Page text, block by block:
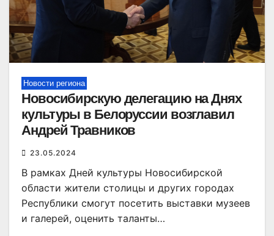
Новости региона
Новосибирскую делегацию на Днях
культуры в Белоруссии возглавил
Андрей Травников
23.05.2024
В рамках Дней культуры Новосибирской
области жители столицы и других городах
Республики смогут посетить выставки музеев
и галерей, оценить таланты…